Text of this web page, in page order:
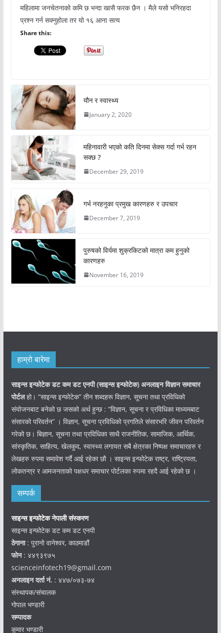
महिलामा जनचेतनाको कमि छ भन्दा खासै फरक छैन । मैले यसो भनिरहदा
प्रश्न गर्न सक्नुहोला तर यो १६ आना सत्य
Share this:
यौन र स्वास्थ्य
January 2, 2020
महिनावारी भएको कति दिनमा सेक्स गर्दा गर्भ रहन
सक्छ ?
December 29, 2019
गर्भ नरहनुका प्रमुख कारणहरु र उपचार
December 7, 2019
पुरुषको विर्यमा शुक्रकिटको मात्रा कम हुनुको
कारणहरु
November 16, 2019
हाम्रो बारेमा
साइन्स इन्फोटेक डट कम डट एनपी (साइन्सइन्फोटेक) अनलाइन विज्ञान समाचार
पोर्टलहो। “साइन्स इन्फोटेक” तीन शब्दहरू विज्ञान, सूचना तथा प्रविधिको
संयोजनबाट बनेको छ जसको अर्थ हुन्छ : “विज्ञान, सूचना र प्रविधिका माध्यमबाट
संसारको परिवर्तन” । विज्ञान, सूचना प्रविधिको प्रगतिले संसारभरि जीवन परिवर्तन
गरेको छ। बिज्ञान, सूचना तथा प्रविधिका साथै राजनीतिक, सामाजिक, आर्थिक,
सांस्कृतिक, साहित्य, खेलकुद, स्वास्थ्य लगायत सबै क्षेत्रका निष्पक्ष समाचारहरु र
लेखहरु रुपमा समावेश गर्दै आई रहेका छौ । साइन्स इन्फोटेक राष्ट्र, राष्ट्रियता,
लोकतन्त्र र आमजनताको पक्षधर समाचार पोर्टलका रुपमा रहदै आई रहेको छ ।
सम्पर्क
साइन्स इन्फोटेक नेपाली संस्करण
साइन्स इन्फोटेक डट कम डट एनपी
ठेगाना: पुरानो वानेश्वर, काठमाडौं
फोन: ४४९३९७५
scienceinfotech19@gmail.com
अनलाइन दर्ता नं. : ४४७/०७३-७४
संस्थापक/संचालक
गोपाल भण्डारी
सम्पादक
कुमार भण्डारी